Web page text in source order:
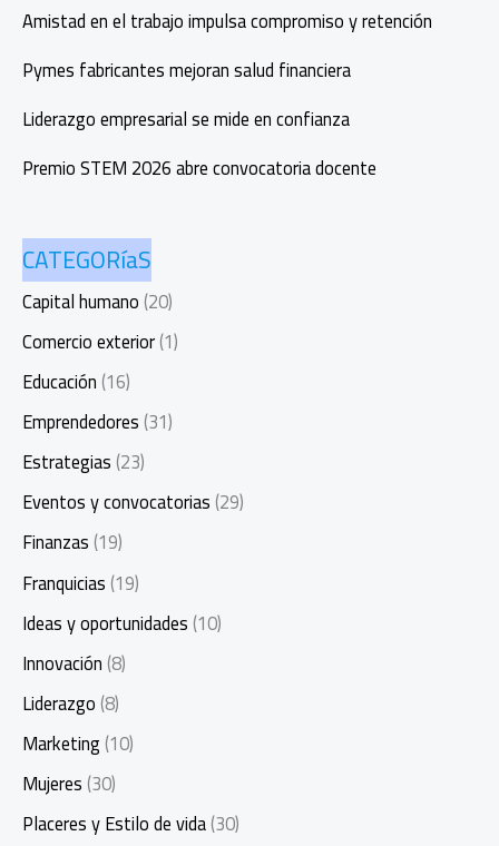
Amistad en el trabajo impulsa compromiso y retención
Pymes fabricantes mejoran salud financiera
Liderazgo empresarial se mide en confianza
Premio STEM 2026 abre convocatoria docente
CATEGORíaS
Capital humano(20)
Comercio exterior(1)
Educación(16)
Emprendedores(31)
Estrategias(23)
Eventos y convocatorias(29)
Finanzas(19)
Franquicias(19)
Ideas y oportunidades(10)
Innovación(8)
Liderazgo(8)
Marketing(10)
Mujeres(30)
Placeres y Estilo de vida(30)